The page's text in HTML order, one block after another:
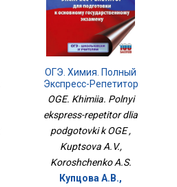
ОГЭ. Химия. Полный
Экспресс-Репетитор
Для Подготовки К ОГЭ
OGE. Khimiia. Polnyi
ekspress-repetitor dlia
podgotovki k OGE ,
Kuptsova A.V.,
Koroshchenko A.S.
Купцова А.В.,